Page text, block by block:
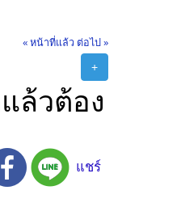
« หน้าที่แล้ว ต่อไป »
+
ล้วต้อง
แชร์